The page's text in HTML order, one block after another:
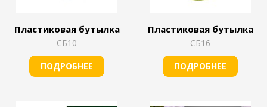
Пластиковая бутылка
СБ10
ПОДРОБНЕЕ
Пластиковая бутылка
СБ16
ПОДРОБНЕЕ